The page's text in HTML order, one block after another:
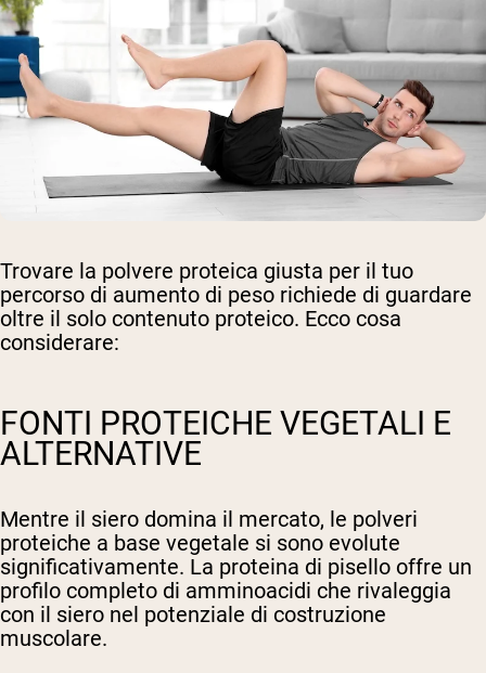
Trovare la polvere proteica giusta per il tuo
percorso di aumento di peso richiede di guardare
oltre il solo contenuto proteico. Ecco cosa
considerare:
FONTI PROTEICHE VEGETALI E
ALTERNATIVE
Mentre il siero domina il mercato, le polveri
proteiche a base vegetale si sono evolute
significativamente. La proteina di pisello offre un
profilo completo di amminoacidi che rivaleggia
con il siero nel potenziale di costruzione
muscolare.